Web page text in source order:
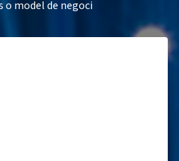
o model de negoci